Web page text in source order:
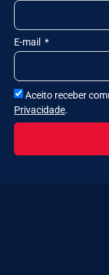
E-mail
Aceito receber
Privacidade.